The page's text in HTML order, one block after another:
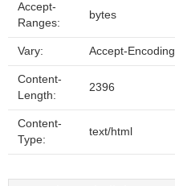
Accept-
Ranges:
bytes
Vary: Accept-Encoding
Content-
Length:
2396
Content-
Type:
text/html